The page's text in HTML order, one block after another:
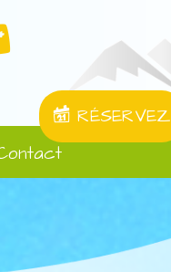
RÉSERVEZ